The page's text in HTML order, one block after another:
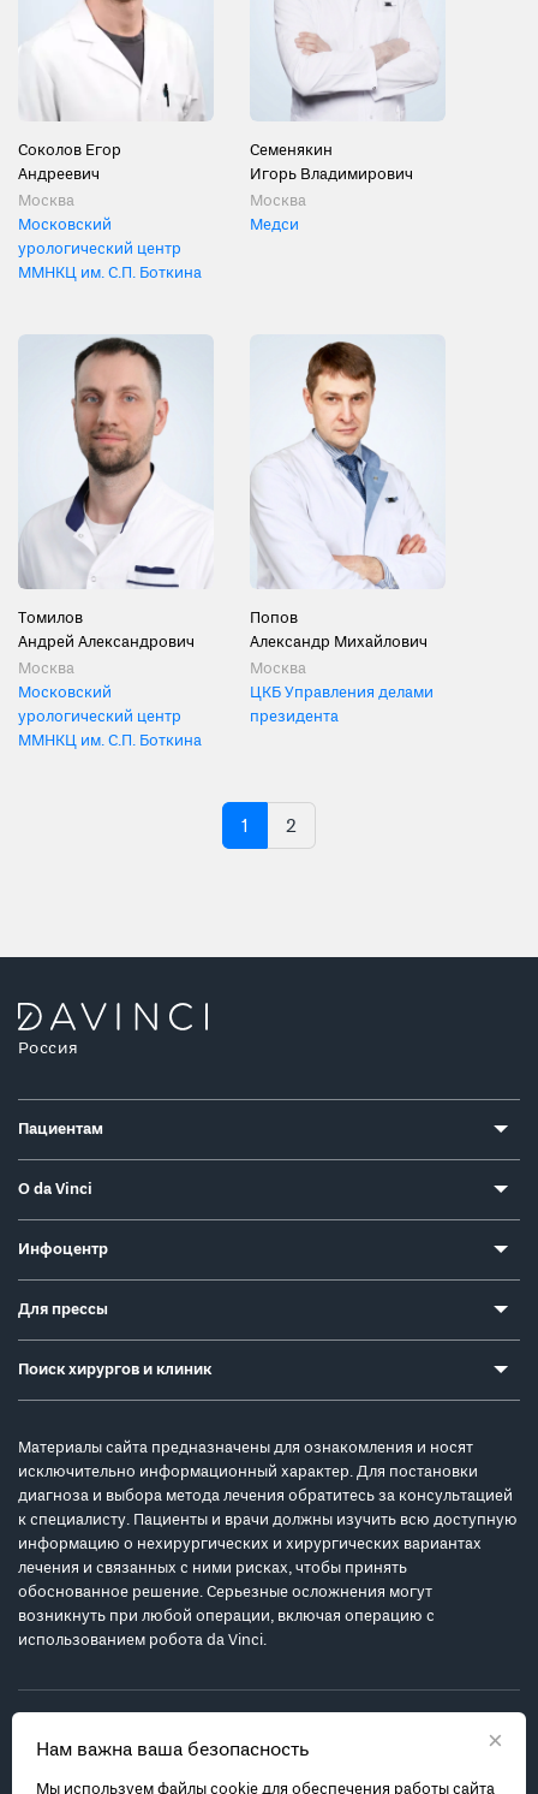
Соколов Егор
Андреевич
Москва
Московский
урологический центр
ММНКЦ им. С.П. Боткина
Семенякин
Игорь Владимирович
Москва
Медси
Томилов
Андрей Александрович
Москва
Московский
урологический центр
ММНКЦ им. С.П. Боткина
Попов
Александр Михайлович
Москва
ЦКБ Управления делами
президента
1 2
×
Нам важна ваша безопасность
Мы используем файлы cookie для обеспечения работы сайта
Россия
Пациентам
О da Vinci
Инфоцентр
Для прессы
Поиск хирургов и клиник
Материалы сайта предназначены для ознакомления и носят
исключительно информационный характер. Для постановки
диагноза и выбора метода лечения обратитесь за консультацией
к специалисту. Пациенты и врачи должны изучить всю доступную
информацию о нехирургических и хирургических вариантах
лечения и связанных с ними рисках, чтобы принять
обоснованное решение. Серьезные осложнения могут
возникнуть при любой операции, включая операцию с
использованием робота da Vinci.